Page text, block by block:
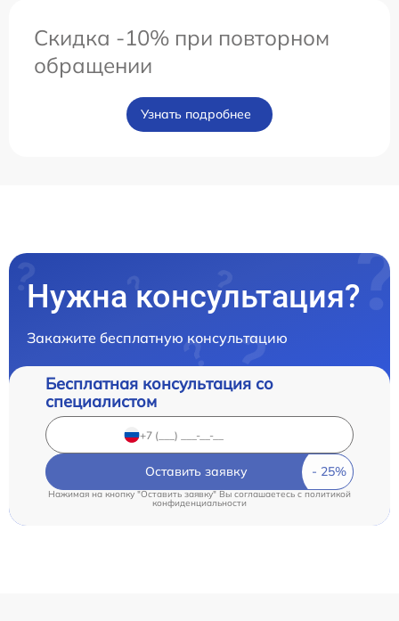
Скидка -10% при повторном
обращении
Узнать подробнее
Нужна консультация?
Закажите бесплатную консультацию
Бесплатная консультация со
специалистом
Оставить заявку
Нажимая на кнопку "Оставить заявку" Вы соглашаетесь cполитикой
конфиденциальности